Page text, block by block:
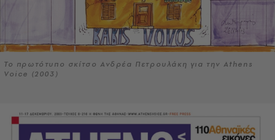
Το πρωτότυπο σκίτσο Ανδρέα Πετρουλάκη για την Athens
Voice (2003)